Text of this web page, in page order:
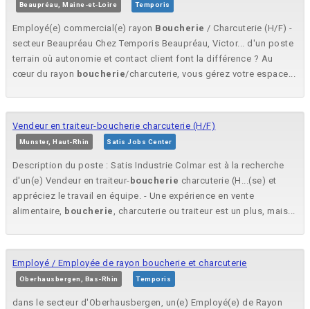
Beaupréau, Maine-et-Loire Temporis
Employé(e) commercial(e) rayon Boucherie / Charcuterie (H/F) -
secteur Beaupréau Chez Temporis Beaupréau, Victor... d'un poste
terrain où autonomie et contact client font la différence ? Au
cœur du rayon boucherie/charcuterie, vous gérez votre espace...
Vendeur en traiteur-boucherie charcuterie (H/F)
Munster, Haut-Rhin Satis Jobs Center
Description du poste : Satis Industrie Colmar est à la recherche
d'un(e) Vendeur en traiteur- boucherie charcuterie (H...(se) et
appréciez le travail en équipe. - Une expérience en vente
alimentaire, boucherie, charcuterie ou traiteur est un plus, mais...
Employé / Employée de rayon boucherie et charcuterie
Oberhausbergen, Bas-Rhin Temporis
dans le secteur d'Oberhausbergen, un(e) Employé(e) de Rayon